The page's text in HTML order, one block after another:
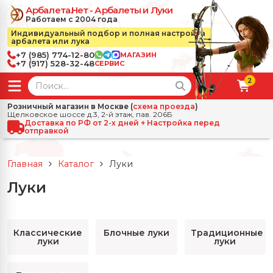
Арбалета.Нет - Арбалеты и Луки
Работаем с 2004 года
Индивидуальный подбор и полная настройка
арбалета или лука
+7 (985) 774-12-80 МАГАЗИН
+7 (917) 528-32-48СЕРВИС
2
Розничный магазин в Москве (схема проезда)
Щелковское шоссе д.3, 2-й этаж, пав. 206Б
Доставка по РФ от 2-х дней + Настройка перед
отправкой
← Назад ✕
Арбалеты
Рекурсивные арбалеты
✕
луки
боеприпасы
для арбалетов
Аксессуары
Главная Каталог Луки
Луки
Классические
луки
Блочные луки Традиционные
луки